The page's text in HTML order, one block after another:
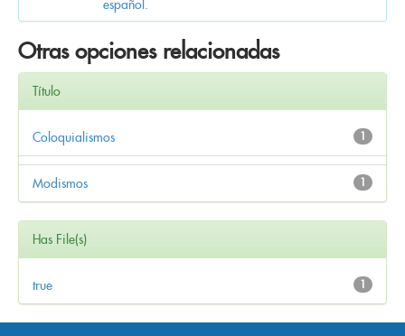
español.
Otras opciones relacionadas
Título
1
Coloquialismos
1
Modismos
Has File(s)
1
true